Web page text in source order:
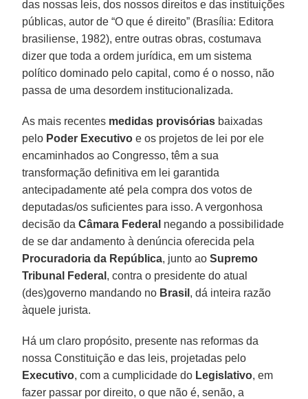
das nossas leis, dos nossos direitos e das instituições
públicas, autor de “O que é direito” (Brasília: Editora
brasiliense, 1982), entre outras obras, costumava
dizer que toda a ordem jurídica, em um sistema
político dominado pelo capital, como é o nosso, não
passa de uma desordem institucionalizada.
As mais recentes medidas provisórias baixadas
pelo Poder Executivo e os projetos de lei por ele
encaminhados ao Congresso, têm a sua
transformação definitiva em lei garantida
antecipadamente até pela compra dos votos de
deputadas/os suficientes para isso. A vergonhosa
decisão daCâmara Federal negando a possibilidade
de se dar andamento à denúncia oferecida pela
Procuradoria da República, junto aoSupremo
Tribunal Federal , contra o presidente do atual
(des)governo mandando no Brasil , dá inteira razão
àquele jurista.
Há um claro propósito, presente nas reformas da
nossa Constituição e das leis, projetadas pelo
Executivo, com a cumplicidade do Legislativo, em
fazer passar por direito, o que não é, senão, a